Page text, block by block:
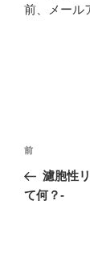
前、メール
投
ナ
前
の
投
前
濾胞性
て何？-